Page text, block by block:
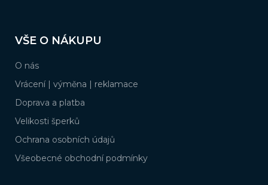
pVŠE O NÁKUPU
O nás
Vrácení | výměna | reklamace
Doprava a platba
Velikosti šperků
Ochrana osobních údajů
Všeobecné obchodní podmínky